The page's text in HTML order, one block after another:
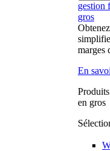
gestion
gros
marges
En
en gros